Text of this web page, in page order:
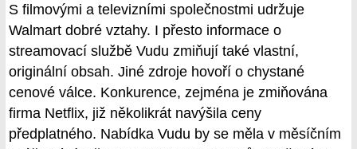
S filmovými a televizními společnostmi udržuje
Walmart dobré vztahy. I přesto informace o
streamovací službě Vudu zmiňují také vlastní,
originální obsah. Jiné zdroje hovoří o chystané
cenové válce. Konkurence, zejména je zmiňována
firma Netflix, již několikrát navýšila ceny
předplatného. Nabídka Vudu by se měla v měsíčním